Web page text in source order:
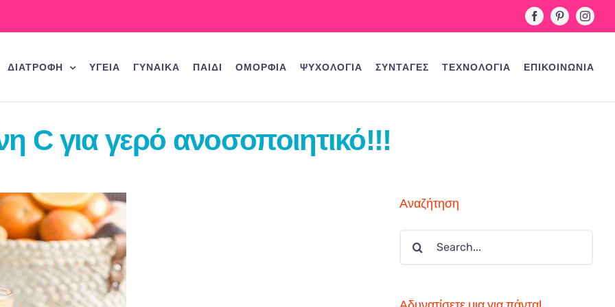
FacebookPinterest
ΔΙΑΤΡΟΦΗ ΥΓΕΙΑ ΓΥΝΑΙΚΑ ΠΑΙΔΙ ΟΜΟΡΦΙΑ ΨΥΧΟΛΟΓΙΑ ΣΥΝΤΑΓΕΣ ΤΕΧΝΟΛΟΓΙΑ ΕΠΙΚΟΙΝΩΝΙΑ
C για γερό ανοσοποιητικό!!!
Αναζήτηση
Search